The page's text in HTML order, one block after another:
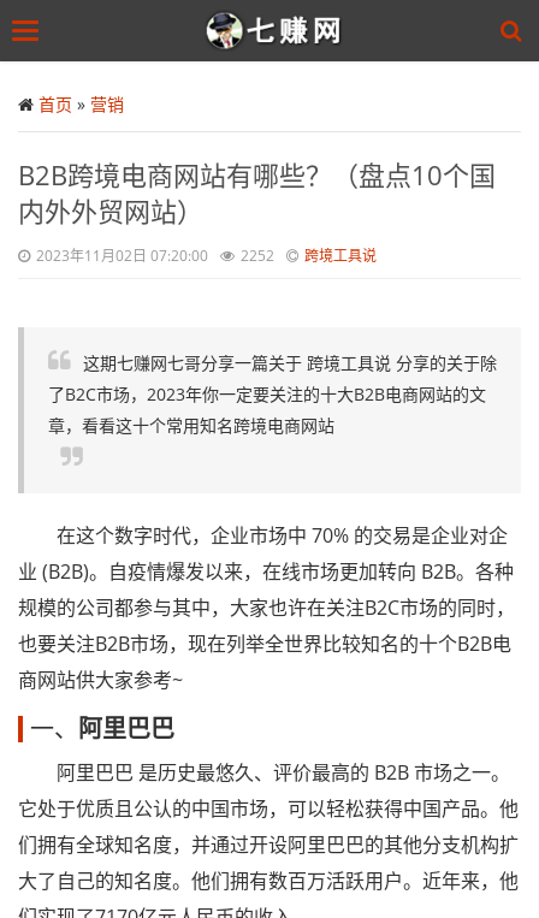
to
main
Toggle
首页 » 营销
B2B跨境电商网站有哪些？（盘点10个国
内外外贸网站）
2023年11月02日 07:20:00 2252 跨境工具说
这期七赚网七哥分享一篇关于 跨境工具说 分享的关于除
了B2C市场，2023年你一定要关注的十大B2B电商网站的文
章，看看这十个常用知名跨境电商网站
在这个数字时代，企业市场中 70% 的交易是企业对企
业 (B2B)。自疫情爆发以来，在线市场更加转向 B2B。各种
规模的公司都参与其中，大家也许在关注B2C市场的同时，
也要关注B2B市场，现在列举全世界比较知名的十个B2B电
商网站供大家参考~
一、 阿里巴巴
阿里巴巴 是历史最悠久、评价最高的 B2B 市场之一。
它处于优质且公认的中国市场，可以轻松获得中国产品。他
们拥有全球知名度，并通过开设阿里巴巴的其他分支机构扩
大了自己的知名度。他们拥有数百万活跃用户。近年来，他